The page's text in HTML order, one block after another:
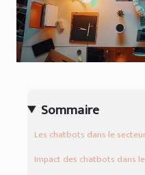
Sommaire
Les chatbots dans le
Impact des chatbots dans